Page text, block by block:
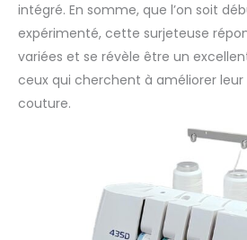
intégré. En somme, que l’on soit
expérimenté, cette surjeteuse
variées et se révèle être un
ceux qui cherchent à améliorer
couture.